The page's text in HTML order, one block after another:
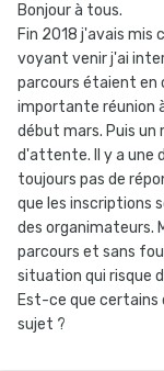
Bonjour à tous.
Fin 2018 j'avais mis
voyant venir j'ai
parcours étaient en
importante réunion
début mars. Puis
d'attente. Il y a une
toujours pas de
que les inscriptions
des organimateurs.
parcours et sans
situation qui risque
Est-ce que
sujet ?